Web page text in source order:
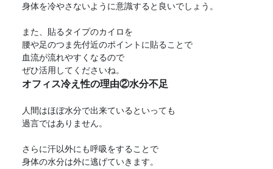
身体を冷やさないように意識すると良いでしょう。
また、貼るタイプのカイロを
腰や足のつま先付近のポイントに貼ることで
血流が流れやすくなるので
ぜひ活用してくださいね。
オフィス冷え性の理由②水分不足
人間はほぼ水分で出来ているといっても
過言ではありません。
さらに汗以外にも呼吸をすることで
身体の水分は外に逃げていきます。